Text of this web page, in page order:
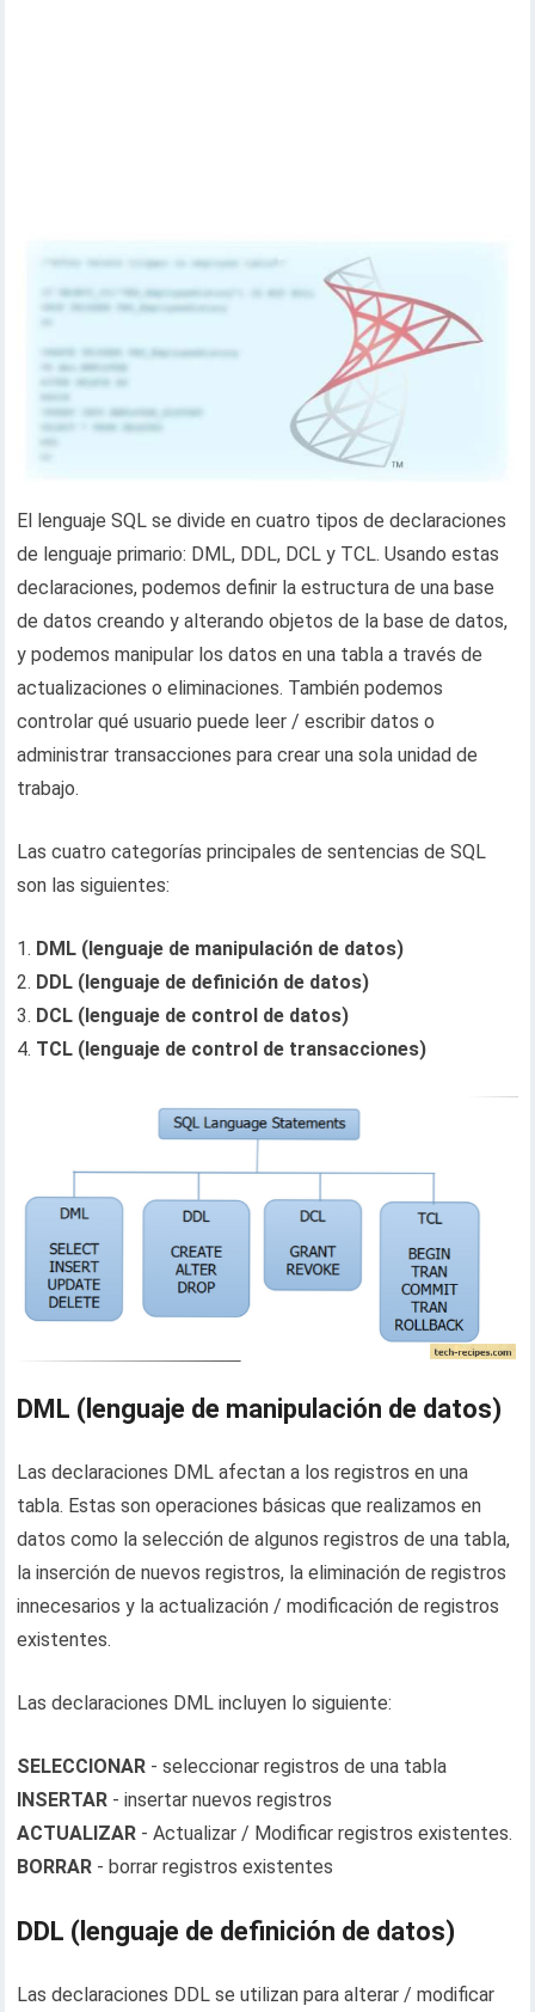
El lenguaje SQL se divide en cuatro tipos de declaraciones
de lenguaje primario: DML, DDL, DCL y TCL. Usando estas
declaraciones, podemos definir la estructura de una base
de datos creando y alterando objetos de la base de datos,
y podemos manipular los datos en una tabla a través de
actualizaciones o eliminaciones. También podemos
controlar qué usuario puede leer / escribir datos o
administrar transacciones para crear una sola unidad de
trabajo.
Las cuatro categorías principales de sentencias de SQL
son las siguientes:
1. DML (lenguaje de manipulación de datos)
2. DDL (lenguaje de definición de datos)
3. DCL (lenguaje de control de datos)
4. TCL (lenguaje de control de transacciones)
DML (lenguaje de manipulación de datos)
Las declaraciones DML afectan a los registros en una
tabla. Estas son operaciones básicas que realizamos en
datos como la selección de algunos registros de una tabla,
la inserción de nuevos registros, la eliminación de registros
innecesarios y la actualización / modificación de registros
existentes.
Las declaraciones DML incluyen lo siguiente:
SELECCIONAR - seleccionar registros de una tabla
INSERTAR - insertar nuevos registros
ACTUALIZAR - Actualizar / Modificar registros existentes.
BORRAR - borrar registros existentes
DDL (lenguaje de definición de datos)
Las declaraciones DDL se utilizan para alterar / modificar